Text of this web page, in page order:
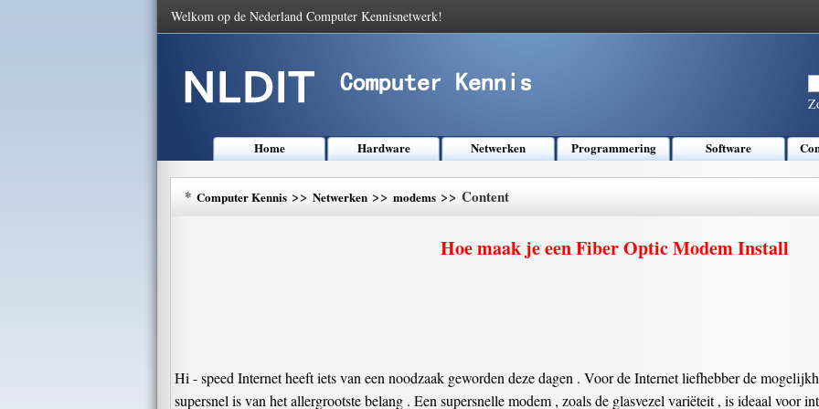
Welkom op de Nederland Computer Kennisnetwerk!
Home Hardware Netwerken Programmering Software
* Computer Kennis >> Netwerken >> modems >> Content
Hoe maak je een Fiber Optic Modem Install
Hi - speed Internet heeft iets van een noodzaak geworden deze dagen . Voor de Internet liefhebber de
supersnel is van het allergrootste belang . Een supersnelle modem , zoals de glasvezel variëteit , is ideaal voor